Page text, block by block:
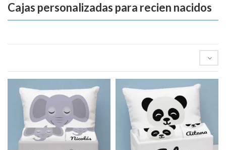
Cajas personalizadas para recien nacidos